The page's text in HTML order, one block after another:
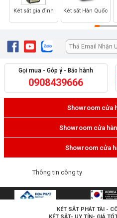
Két sắt siêu
Két sắt gia đình Két sắt Hàn Quốc
Gọi mua - Góp ý - Bảo hành
0908439666
Showroom cửa
Showroom cửa
Showroom cửa
Thông tin công ty
KÉT SẮT PHÁT TÀI -
KÉT SẮT- UY TÍN- GIÁ